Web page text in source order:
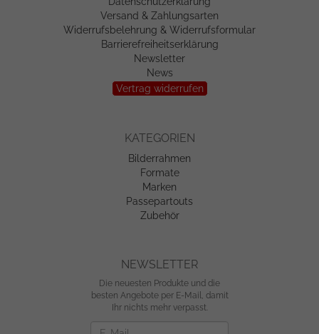
Versand & Zahlungsarten
Widerrufsbelehrung & Widerrufsformular
Barrierefreiheitserklärung
Newsletter
News
Vertrag widerrufen
KATEGORIEN
Bilderrahmen
Formate
Marken
Passepartouts
Zubehör
NEWSLETTER
Die neuesten Produkte und die
besten Angebote per E-Mail, damit
Ihr nichts mehr verpasst.